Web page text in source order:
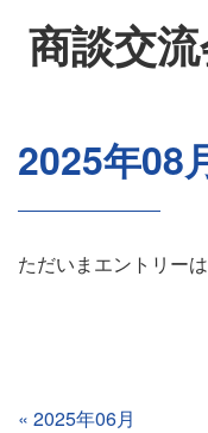
商談交
2025年08
ただいまエントリーは
« 2025年06月